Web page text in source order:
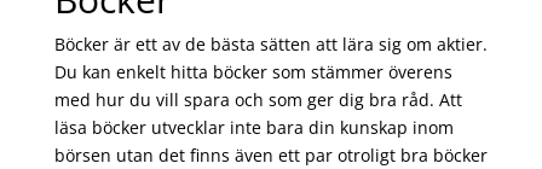
Böcker är ett av de bästa sätten att lära sig om aktier.
Du kan enkelt hitta böcker som stämmer överens
med hur du vill spara och som ger dig bra råd. Att
läsa böcker utvecklar inte bara din kunskap inom
börsen utan det finns även ett par otroligt bra böcker